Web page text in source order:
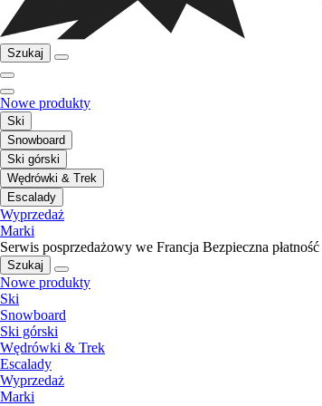
Szukaj
Nowe produkty
Ski
Snowboard
Ski górski
Wędrówki & Trek
Escalady
Wyprzedaż
Marki
Serwis posprzedażowy we Francja Bezpieczna płatność
Szukaj
Nowe produkty
Ski
Snowboard
Ski górski
Wędrówki & Trek
Escalady
Wyprzedaż
Marki